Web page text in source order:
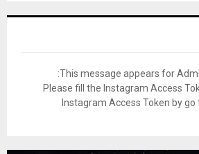
This message appears for
Please fill the Instagram Access
Instagram Access Token by go